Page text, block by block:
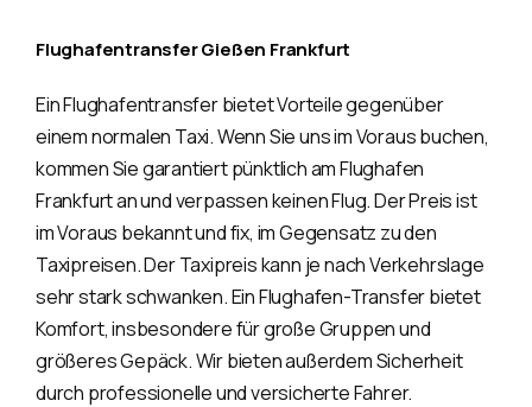
Flughafentransfer Gießen Frankfurt
Ein Flughafentransfer bietet Vorteile gegenüber
einem normalen Taxi. Wenn Sie uns im Voraus buchen,
kommen Sie garantiert pünktlich am Flughafen
Frankfurt an und verpassen keinen Flug. Der Preis ist
im Voraus bekannt und fix, im Gegensatz zu den
Taxipreisen. Der Taxipreis kann je nach Verkehrslage
sehr stark schwanken. Ein Flughafen-Transfer bietet
Komfort, insbesondere für große Gruppen und
größeres Gepäck. Wir bieten außerdem Sicherheit
durch professionelle und versicherte Fahrer.